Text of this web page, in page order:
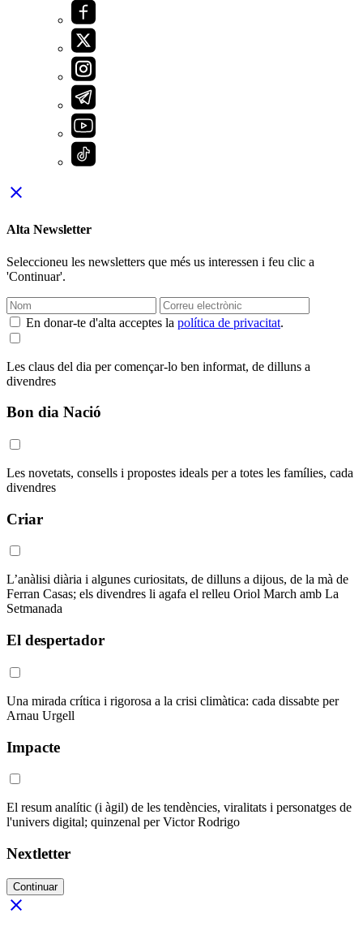
close
Alta Newsletter
Seleccioneu les newsletters que més us interessen i feu clic a
'Continuar'.
En donar-te d'alta acceptes la política de privacitat.
Les claus del dia per començar-lo ben informat, de dilluns a
divendres
Bon dia Nació
Les novetats, consells i propostes ideals per a totes les famílies, cada
divendres
Criar
L’anàlisi diària i algunes curiositats, de dilluns a dijous, de la mà de
Ferran Casas; els divendres li agafa el relleu Oriol March amb La
Setmanada
El despertador
Una mirada crítica i rigorosa a la crisi climàtica: cada dissabte per
Arnau Urgell
Impacte
El resum analític (i àgil) de les tendències, viralitats i personatges de
l'univers digital; quinzenal per Victor Rodrigo
Nextletter
Continuar
close